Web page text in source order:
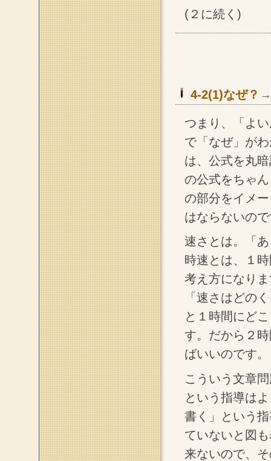
(２に続く)
4-2(1)なぜ？
つまり、「よ
で「なぜ」が
は、公式を丸
の公式をちゃ
の部分をイメ
はならないの
速さとは。「
時速とは、１
考え方になり
「速さはどの
と１時間にど
す。だから２
ばいいのです。
こういう文章
という指導は
書く」という
ていないと図
来ないので、